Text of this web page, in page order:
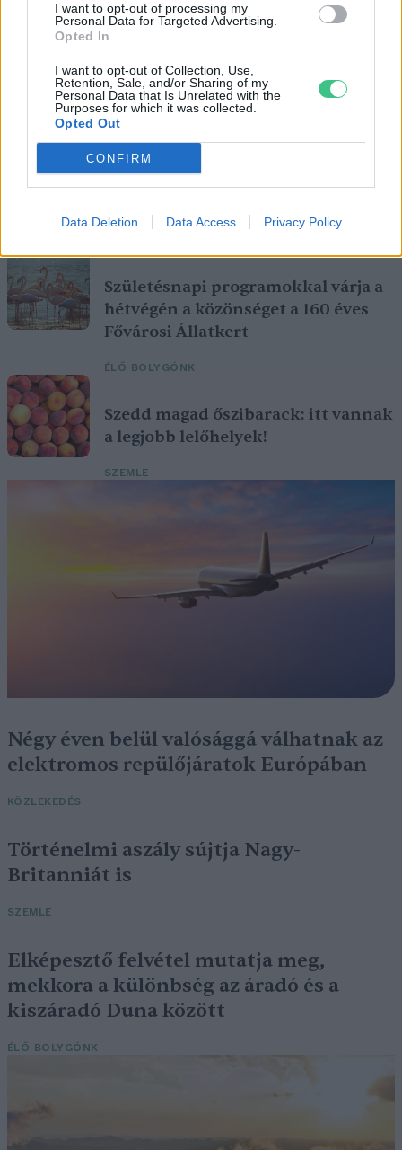
I want to opt-out of processing my
Personal Data for Targeted Advertising.
Opted In
I want to opt-out of Collection, Use,
Retention, Sale, and/or Sharing of my
Personal Data that Is Unrelated with the
Purposes for which it was collected.
Opted Out
CONFIRM
Data Deletion Data Access Privacy Policy
pedig ma is számos betegség ellen használják.
Születésnapi programokkal várja a
hétvégén a közönséget a 160 éves
Fővárosi Állatkert
ÉLŐ BOLYGÓNK
Szedd magad őszibarack: itt vannak
a legjobb lelőhelyek!
SZEMLE
Négy éven belül valósággá válhatnak az
elektromos repülőjáratok Európában
KÖZLEKEDÉS
Történelmi aszály sújtja Nagy-
Britanniát is
SZEMLE
Elképesztő felvétel mutatja meg,
mekkora a különbség az áradó és a
kiszáradó Duna között
ÉLŐ BOLYGÓNK